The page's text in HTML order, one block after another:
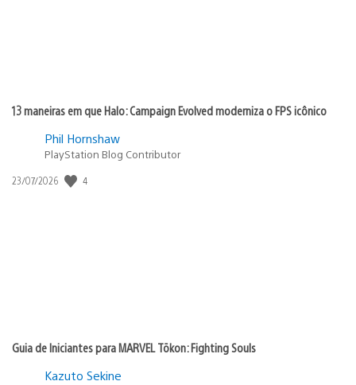
13 maneiras em que Halo: Campaign Evolved moderniza o FPS icônico
Phil Hornshaw
PlayStation Blog Contributor
Data
23/07/2026 4
Guia de Iniciantes para MARVEL Tōkon: Fighting Souls
Kazuto Sekine